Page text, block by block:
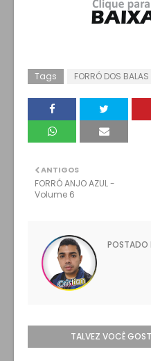
Tags FORRÓ DOS BALAS
ANTIGOS
FORRÓ ANJO AZUL -
Volume 6
POSTADO
TALVEZ VOCÊ